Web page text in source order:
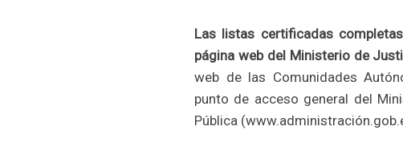
Las listas certificadas
página web del Ministerio de
web de las Comunidades
punto de acceso general del
Pública